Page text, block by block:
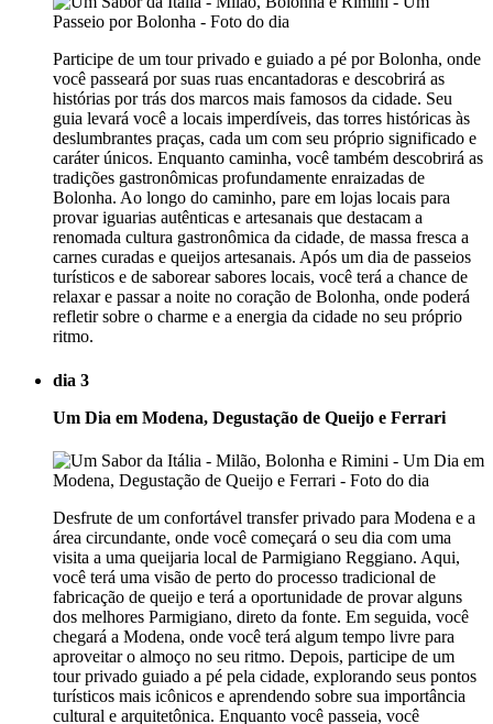
Participe de um tour privado e guiado a pé por Bolonha, onde
você passeará por suas ruas encantadoras e descobrirá as
histórias por trás dos marcos mais famosos da cidade. Seu
guia levará você a locais imperdíveis, das torres históricas às
deslumbrantes praças, cada um com seu próprio significado e
caráter únicos. Enquanto caminha, você também descobrirá as
tradições gastronômicas profundamente enraizadas de
Bolonha. Ao longo do caminho, pare em lojas locais para
provar iguarias autênticas e artesanais que destacam a
renomada cultura gastronômica da cidade, de massa fresca a
carnes curadas e queijos artesanais. Após um dia de passeios
turísticos e de saborear sabores locais, você terá a chance de
relaxar e passar a noite no coração de Bolonha, onde poderá
refletir sobre o charme e a energia da cidade no seu próprio
ritmo.
dia 3
Um Dia em Modena, Degustação de Queijo e Ferrari
Desfrute de um confortável transfer privado para Modena e a
área circundante, onde você começará o seu dia com uma
visita a uma queijaria local de Parmigiano Reggiano. Aqui,
você terá uma visão de perto do processo tradicional de
fabricação de queijo e terá a oportunidade de provar alguns
dos melhores Parmigiano, direto da fonte. Em seguida, você
chegará a Modena, onde você terá algum tempo livre para
aproveitar o almoço no seu ritmo. Depois, participe de um
tour privado guiado a pé pela cidade, explorando seus pontos
turísticos mais icônicos e aprendendo sobre sua importância
cultural e arquitetônica. Enquanto você passeia, você